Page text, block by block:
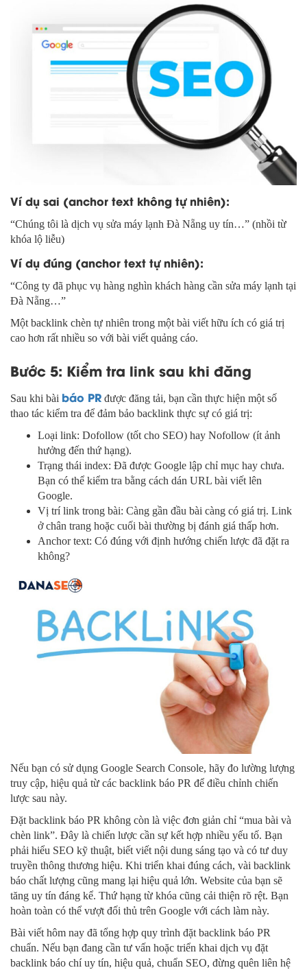
Ví dụ sai (anchor text không tự nhiên):
“Chúng tôi là dịch vụ sửa máy lạnh Đà Nẵng uy tín…” (nhồi từ
khóa lộ liễu)
Ví dụ đúng (anchor text tự nhiên):
“Công ty đã phục vụ hàng nghìn khách hàng cần sửa máy lạnh tại
Đà Nẵng…”
Một backlink chèn tự nhiên trong một bài viết hữu ích có giá trị
cao hơn rất nhiều so với bài viết quảng cáo.
Bước 5: Kiểm tra link sau khi đăng
Sau khi bài báo PR được đăng tải, bạn cần thực hiện một số
thao tác kiểm tra để đảm bảo backlink thực sự có giá trị:
Loại link: Dofollow (tốt cho SEO) hay Nofollow (ít ảnh
hưởng đến thứ hạng).
Trạng thái index: Đã được Google lập chỉ mục hay chưa.
Bạn có thể kiểm tra bằng cách dán URL bài viết lên
Google.
Vị trí link trong bài: Càng gần đầu bài càng có giá trị. Link
ở chân trang hoặc cuối bài thường bị đánh giá thấp hơn.
Anchor text: Có đúng với định hướng chiến lược đã đặt ra
không?
Nếu bạn có sử dụng Google Search Console, hãy đo lường lượng
truy cập, hiệu quả từ các backlink báo PR để điều chỉnh chiến
lược sau này.
Đặt backlink báo PR không còn là việc đơn giản chỉ “mua bài và
chèn link”. Đây là chiến lược cần sự kết hợp nhiều yếu tố. Bạn
phải hiểu SEO kỹ thuật, biết viết nội dung sáng tạo và có tư duy
truyền thông thương hiệu. Khi triển khai đúng cách, vài backlink
báo chất lượng cũng mang lại hiệu quả lớn. Website của bạn sẽ
tăng uy tín đáng kể. Thứ hạng từ khóa cũng cải thiện rõ rệt. Bạn
hoàn toàn có thể vượt đối thủ trên Google với cách làm này.
Bài viết hôm nay đã tổng hợp quy trình đặt backlink báo PR
chuẩn. Nếu bạn đang cần tư vấn hoặc triển khai dịch vụ đặt
backlink báo chí uy tín, hiệu quả, chuẩn SEO, đừng quên liên hệ